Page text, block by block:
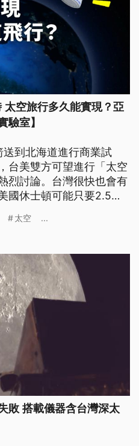
太空旅行多久能實現？亞
驗室】
到北海道進行商業試
台美雙方可望進行「太空
烈討論。台灣很快也會有
國休士頓可能只要2.5小
太空 ...
敗 搭載儀器含台灣深太